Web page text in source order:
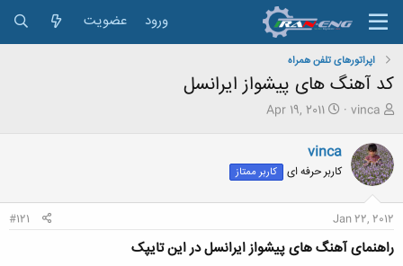
ورود عضویت
اپراتورهای تلفن همراه
کد آهنگ های پیشواز ایرانسل
ش
و
ع
ک
ن
ن
د
م
vinca
ت
ی
خ
ر
ع
Apr 19, 2011
vinca
کاربر حرفه ای کاربر ممتاز
Jan 22, 2012
#121
راهنمای آهنگ های پیشواز ایرانسل در این تایپک